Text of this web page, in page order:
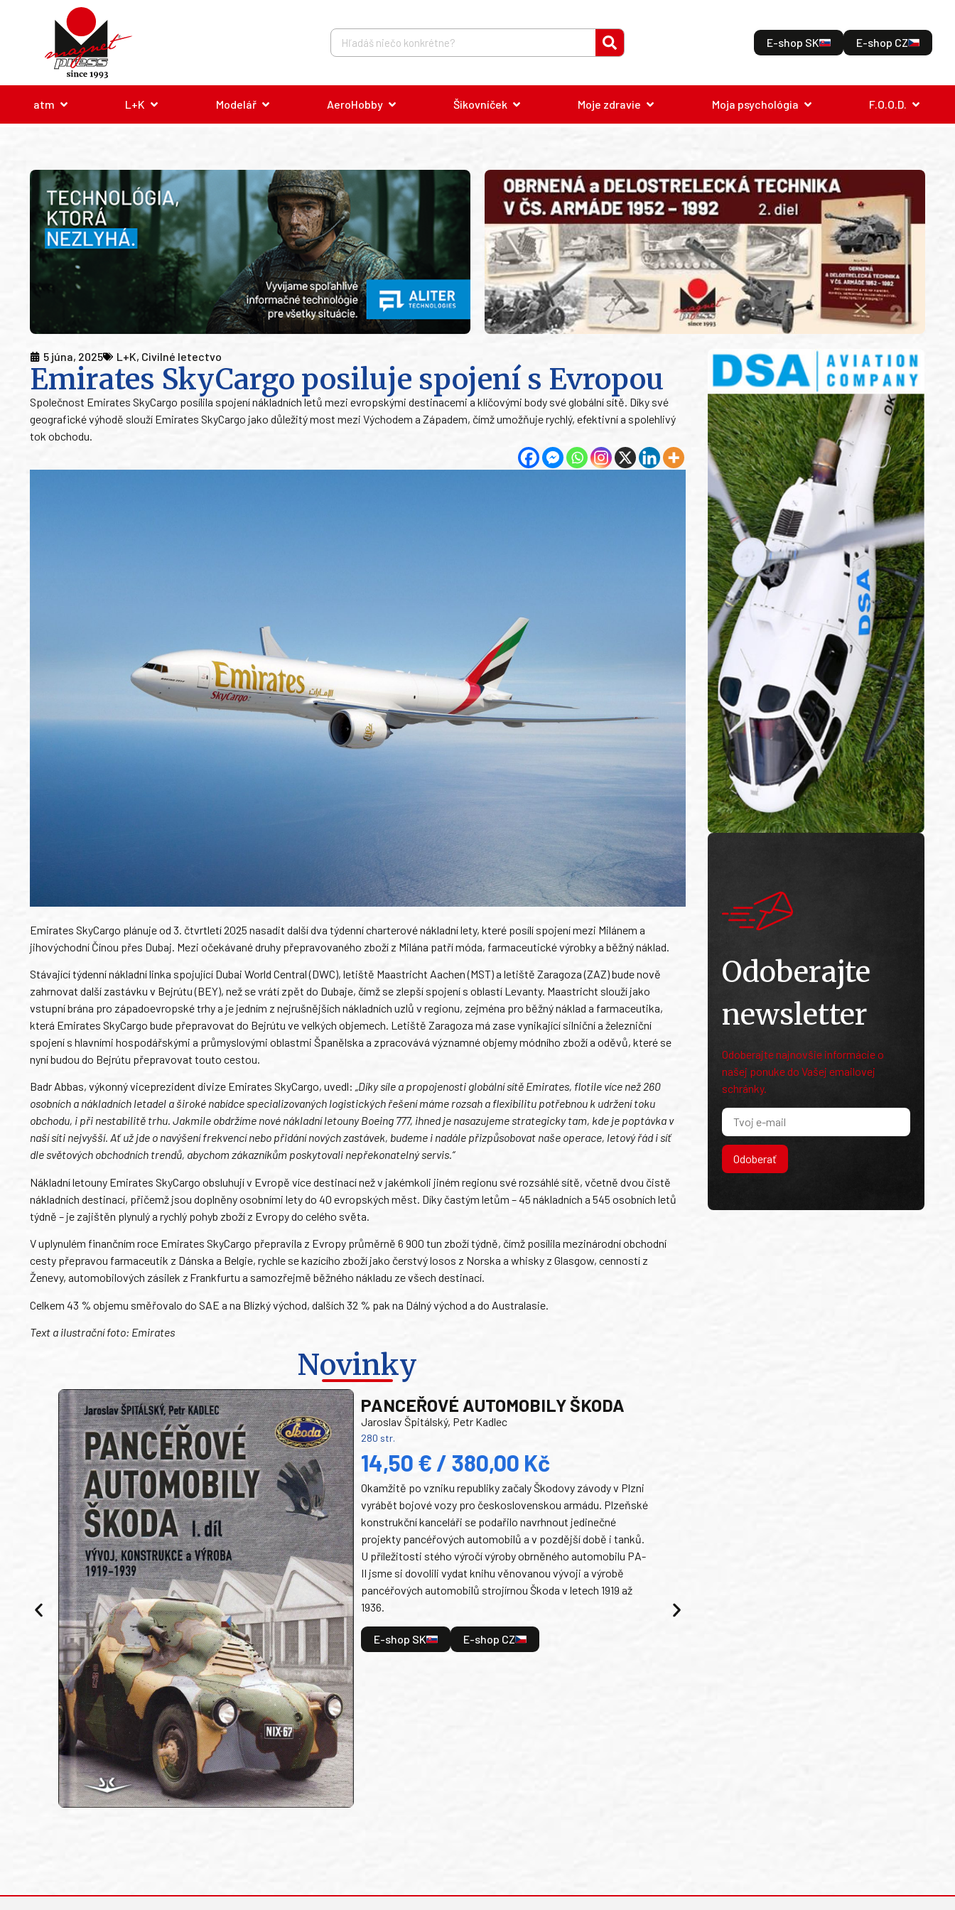
E-shop SK E-shop CZ
atm L+K Modelář AeroHobby Šikovníček Moje zdravie Moja psychológia F.O.O.D.
5 júna, 2025 L+K, Civilné letectvo
Emirates SkyCargo posiluje spojení s Evropou
Společnost Emirates SkyCargo posílila spojení nákladních letů mezi evropskými destinacemi a klíčovými body své globální sítě. Díky své
geografické výhodě slouží Emirates SkyCargo jako důležitý most mezi Východem a Západem, čímž umožňuje rychlý, efektivní a spolehlivý
tok obchodu.
Emirates SkyCargo plánuje od 3. čtvrtletí 2025 nasadit další dva týdenní charterové nákladní lety, které posílí spojení mezi Milánem a
jihovýchodní Čínou přes Dubaj. Mezi očekávané druhy přepravovaného zboží z Milána patří móda, farmaceutické výrobky a běžný náklad.
Stávající týdenní nákladní linka spojující Dubai World Central (DWC), letiště Maastricht Aachen (MST) a letiště Zaragoza (ZAZ) bude nově
zahrnovat další zastávku v Bejrútu (BEY), než se vrátí zpět do Dubaje, čímž se zlepší spojení s oblastí Levanty. Maastricht slouží jako
vstupní brána pro západoevropské trhy a je jedním z nejrušnějších nákladních uzlů v regionu, zejména pro běžný náklad a farmaceutika,
která Emirates SkyCargo bude přepravovat do Bejrútu ve velkých objemech. Letiště Zaragoza má zase vynikající silniční a železniční
spojení s hlavními hospodářskými a průmyslovými oblastmi Španělska a zpracovává významné objemy módního zboží a oděvů, které se
nyní budou do Bejrútu přepravovat touto cestou.
Badr Abbas, výkonný viceprezident divize Emirates SkyCargo, uvedl: „Díky síle a propojenosti globální sítě Emirates, flotile více než 260
osobních a nákladních letadel a široké nabídce specializovaných logistických řešení máme rozsah a flexibilitu potřebnou k udržení toku
obchodu, i při nestabilitě trhu. Jakmile obdržíme nové nákladní letouny Boeing 777, ihned je nasazujeme strategicky tam, kde je poptávka v
naší síti nejvyšší. Ať už jde o navýšení frekvencí nebo přidání nových zastávek, budeme i nadále přizpůsobovat naše operace, letový řád i síť
dle světových obchodních trendů, abychom zákazníkům poskytovali nepřekonatelný servis.“
Nákladní letouny Emirates SkyCargo obsluhují v Evropě více destinací než v jakémkoli jiném regionu své rozsáhlé sítě, včetně dvou čistě
nákladních destinací, přičemž jsou doplněny osobními lety do 40 evropských měst. Díky častým letům – 45 nákladních a 545 osobních letů
týdně – je zajištěn plynulý a rychlý pohyb zboží z Evropy do celého světa.
V uplynulém finančním roce Emirates SkyCargo přepravila z Evropy průměrně 6 900 tun zboží týdně, čímž posílila mezinárodní obchodní
cesty přepravou farmaceutik z Dánska a Belgie, rychle se kazícího zboží jako čerstvý losos z Norska a whisky z Glasgow, cenností z
Ženevy, automobilových zásilek z Frankfurtu a samozřejmě běžného nákladu ze všech destinací.
Celkem 43 % objemu směřovalo do SAE a na Blízký východ, dalších 32 % pak na Dálný východ a do Australasie.
Text a ilustrační foto: Emirates
Novinky
PANCEŘOVÉ AUTOMOBILY ŠKODA
Jaroslav Špitálský, Petr Kadlec
280 str.
14,50 € / 380,00 Kč
Okamžitě po vzniku republiky začaly Škodovy závody v Plzni
vyrábět bojové vozy pro československou armádu. Plzeňské
konstrukční kanceláři se podařilo navrhnout jedinečné
projekty pancéřových automobilů a v pozdější době i tanků.
U příležitosti stého výročí výroby obrněného automobilu PA-
II jsme si dovolili vydat knihu věnovanou vývoji a výrobě
pancéřových automobilů strojírnou Škoda v letech 1919 až
1936.
E-shop SK E-shop CZ
Odoberajte
newsletter
Odoberajte najnovšie informácie o
našej ponuke do Vašej emailovej
schránky.
Odoberať